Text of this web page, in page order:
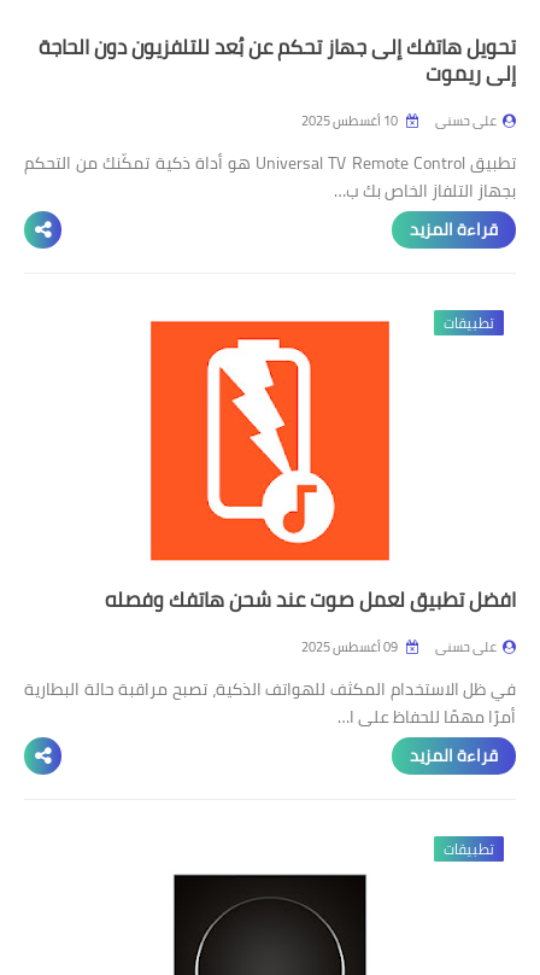
تحويل هاتفك إلى جهاز تحكم عن بُعد للتلفزيون دون الحاجة
إلى ريموت
على حسنى
تطبيق Universal TV Remote Control هو أداة ذكية تمكّنك من التحكم
بجهاز التلفاز الخاص بك ب…
قراءة المزيد
تطبيقات
افضل تطبيق لعمل صوت عند شحن هاتفك وفصله
على حسنى
في ظل الاستخدام المكثف للهواتف الذكية، تصبح مراقبة حالة البطارية
أمرًا مهمًا للحفاظ على ا…
قراءة المزيد
تطبيقات